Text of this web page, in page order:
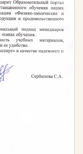
мест.
и
Учебные планы
федеральными